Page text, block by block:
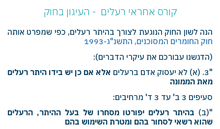
קורס אחראי רעלים - העיגון בחוק
הנה לשון החוק הנוגעת לצורך בהיתר רעלים, כפי שמפרט אותה
חוק החומרים המסוכנים, התשנ"ג-1993
(הדגשנו עבורכם את עיקרי הדברים):
"3. (א) לא יעסוק אדם ברעלים
אלא אם כן יש בידו היתר רעלים
מאת הממונה
סעיפים 3 ב' עד 3 ד' מרחיבים:
"(ב) בהיתר רעלים יפורטו מסחרו של בעל ההיתר, הרעלים
שהוא רשאי לסחור בהם ומטרת השימוש בהם